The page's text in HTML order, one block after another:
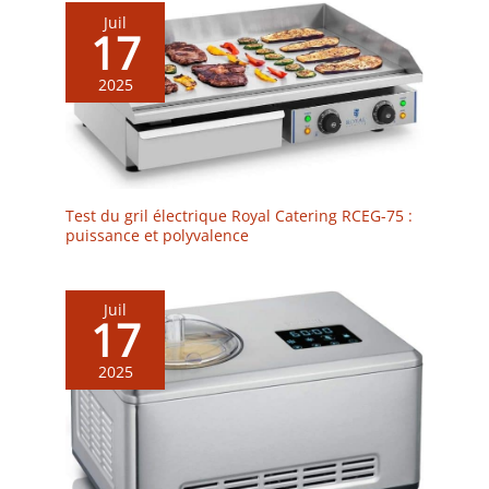
Juil
17
2025
Test du gril électrique Royal Catering RCEG-75 :
puissance et polyvalence
Juil
17
2025